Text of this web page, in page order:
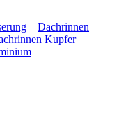
Dachrinnen
Kupfer